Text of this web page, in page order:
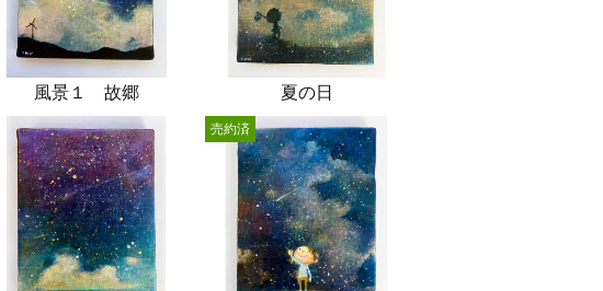
風景１ 故郷 夏の日
売約済